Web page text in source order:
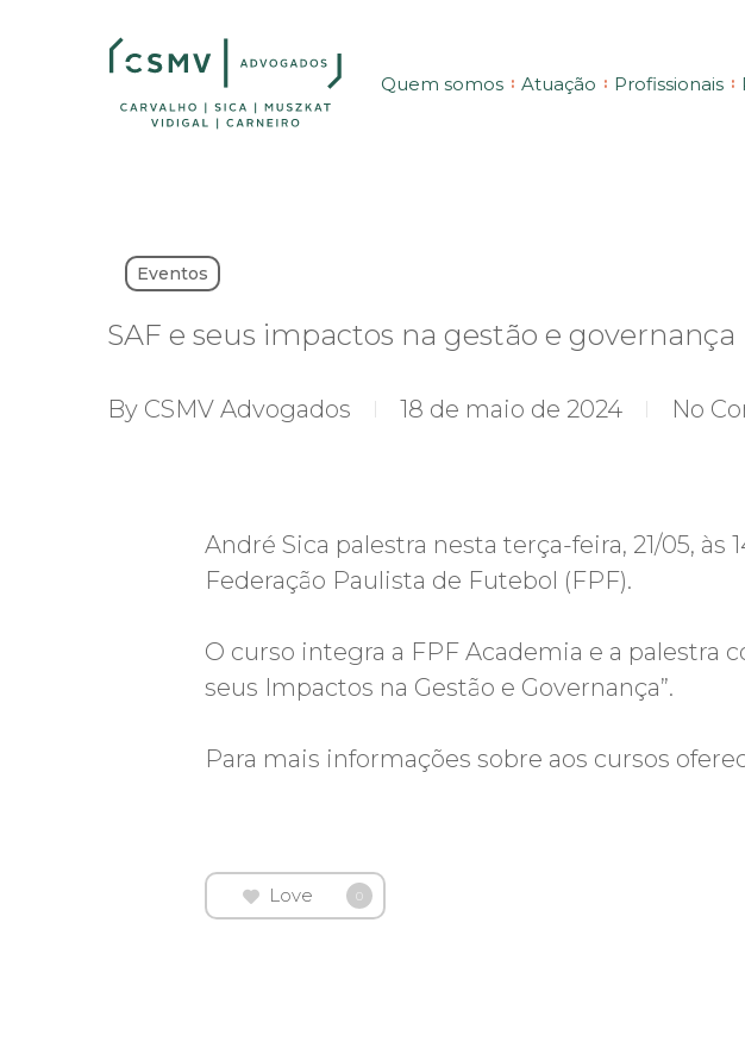
Quem somos Atuação Profissionais
Eventos
SAF e seus impactos na gestão e governança
By CSMV Advogados 18 de maio de 2024 No
André Sica palestra nesta terça-feira, 21/05,
Federação Paulista de Futebol (FPF).
O curso integra a FPF Academia e a palestra
seus Impactos na Gestão e Governança”.
Para mais informações sobre aos cursos
Love 0